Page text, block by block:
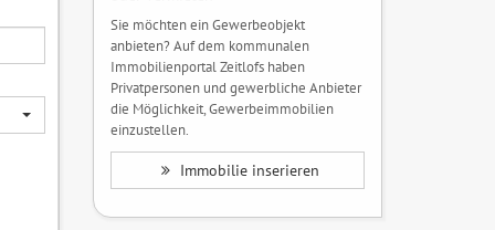
Sie möchten ein Gewerbeobjekt
anbieten? Auf dem kommunalen
Immobilienportal Zeitlofs haben
Privatpersonen und gewerbliche Anbieter
die Möglichkeit, Gewerbeimmobilien
einzustellen.
Immobilie inserieren